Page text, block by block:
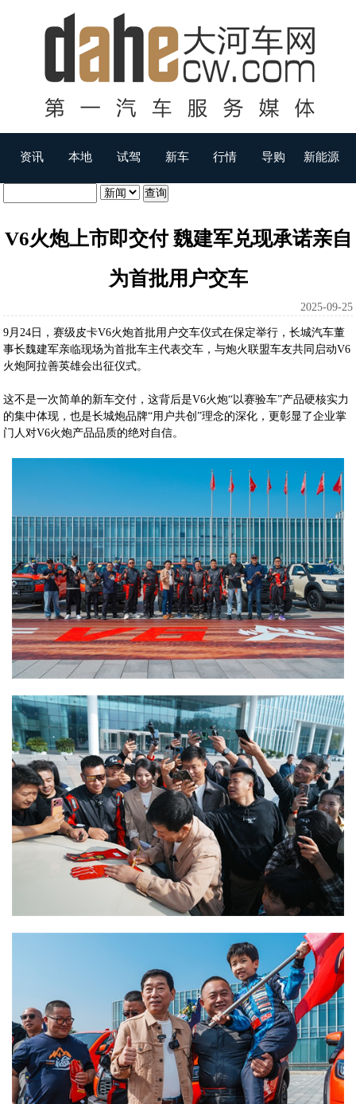
资讯 本地 试驾 新车 行情 导购 新能源
V6火炮上市即交付 魏建军兑现承诺亲自
为首批用户交车
2025-09-25
9月24日，赛级皮卡V6火炮首批用户交车仪式在保定举行，长城汽车董
事长魏建军亲临现场为首批车主代表交车，与炮火联盟车友共同启动V6
火炮阿拉善英雄会出征仪式。
这不是一次简单的新车交付，这背后是V6火炮“以赛验车”产品硬核实力
的集中体现，也是长城炮品牌“用户共创”理念的深化，更彰显了企业掌
门人对V6火炮产品品质的绝对自信。